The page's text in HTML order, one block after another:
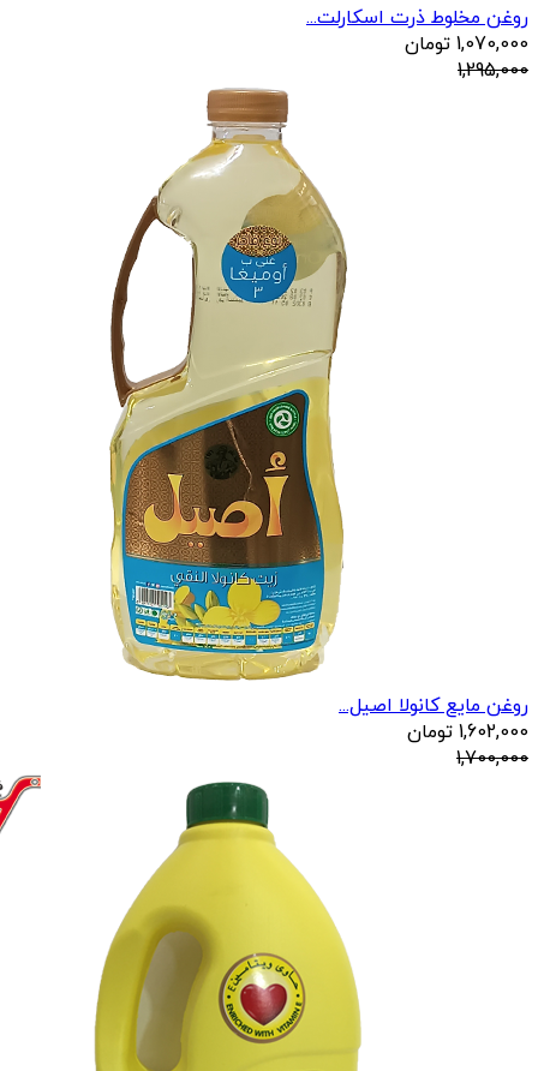
روغن مخلوط ذرت اسکارلت...
1,070,000 تومان
1,295,000
روغن مایع کانولا اصیل...
1,602,000 تومان
1,700,000